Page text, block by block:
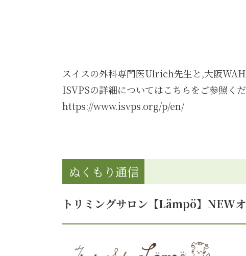
スイスの外科専門医Ulrich先生と,大阪
ISVPSの詳細についてはこちらをご参照くだ
https://www.isvps.org/p/en/
ぬくもり通信
トリミングサロン【Lämpö】NEW